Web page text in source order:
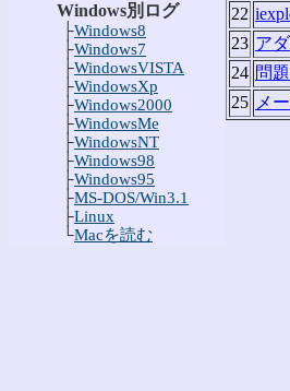
Windows別ログ
├Windows8
├Windows7
├WindowsVISTA
├WindowsXp
├Windows2000
├WindowsMe
├WindowsNT
├Windows98
├Windows95
├MS-DOS/Win3.1
├Linux
└Macを読む
22
23 ア
24 問
25 メ